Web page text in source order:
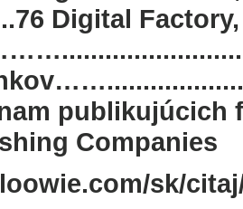
Digital
Companies
sk/